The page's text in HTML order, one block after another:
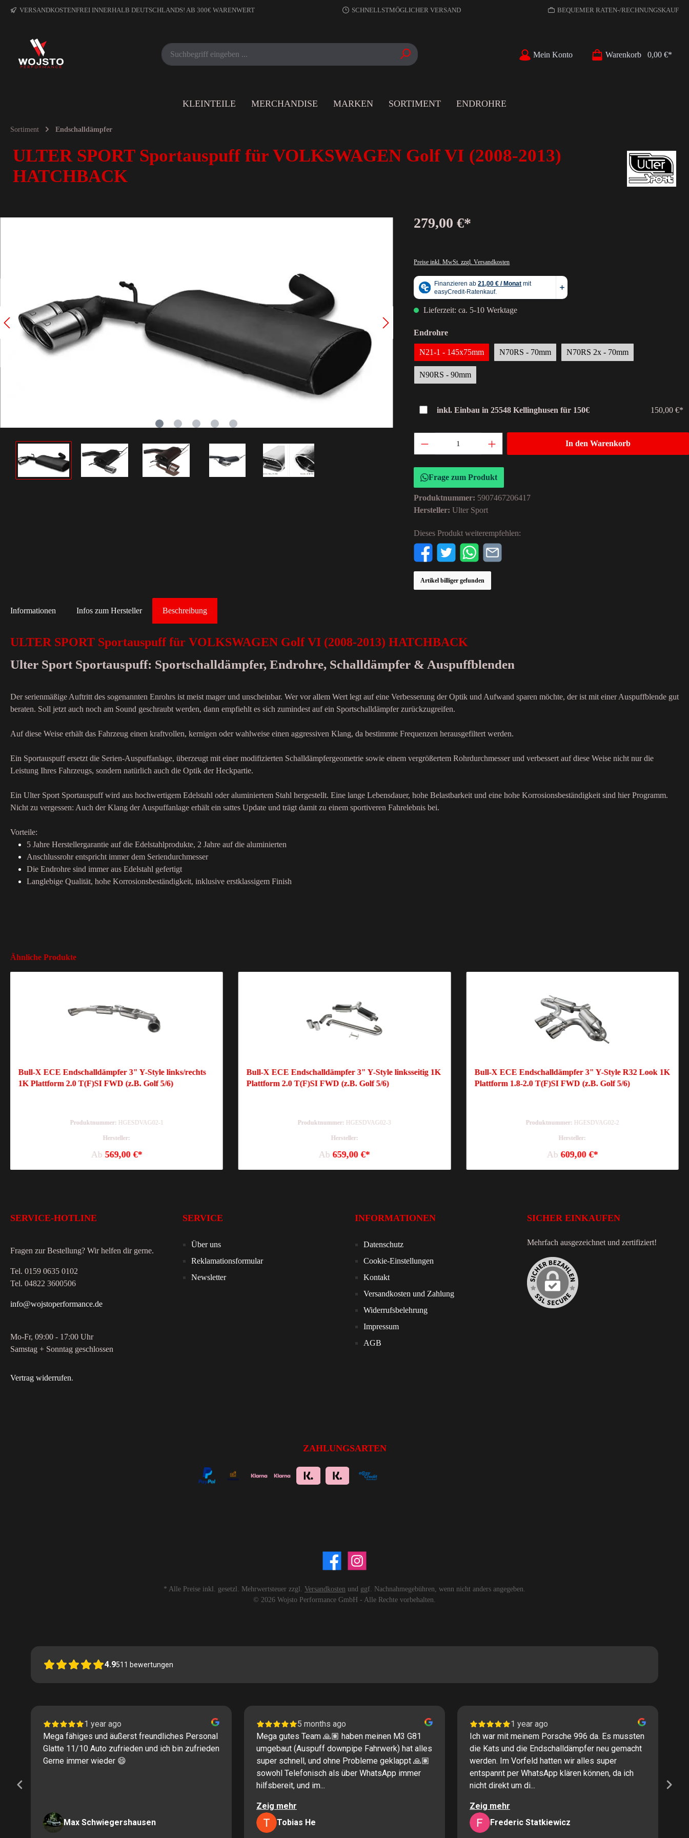
VERSANDKOSTENFREI INNERHALB DEUTSCHLANDS! AB 300€ WARENWERT SCHNELLSTMÖGLICHER VERSAND BEQUEMER RATEN-/RECHNUNGSKAUF
Mein Konto Warenkorb 0,00 €*
KLEINTEILE MERCHANDISE MARKEN SORTIMENT ENDROHRE
Sortiment Endschalldämpfer
ULTER SPORT Sportauspuff für VOLKSWAGEN Golf VI (2008-2013)
HATCHBACK
279,00 €*
Preise inkl. MwSt. zzgl. Versandkosten
Lieferzeit: ca. 5-10 Werktage
Endrohre
N21-1 - 145x75mm N70RS - 70mm N70RS 2x - 70mm
N90RS - 90mm
inkl. Einbau in 25548 Kellinghusen für 150€ 150,00 €*
In den Warenkorb
Frage zum Produkt
Produktnummer: 5907467206417
Hersteller:Ulter Sport
Dieses Produkt weiterempfehlen:
Artikel billiger gefunden
Beschreibung
Informationen Infos zum Hersteller
ULTER SPORT Sportauspuff für VOLKSWAGEN Golf VI (2008-2013) HATCHBACK
Ulter Sport Sportauspuff: Sportschalldämpfer, Endrohre, Schalldämpfer & Auspuffblenden
Der serienmäßige Auftritt des sogenannten Enrohrs ist meist mager und unscheinbar. Wer vor allem Wert legt auf eine Verbesserung der Optik und Aufwand sparen möchte, der ist mit einer Auspuffblende gut
beraten. Soll jetzt auch noch am Sound geschraubt werden, dann empfiehlt es sich zumindest auf ein Sportschalldämpfer zurückzugreifen.
Auf diese Weise erhält das Fahrzeug einen kraftvollen, kernigen oder wahlweise einen aggressiven Klang, da bestimmte Frequenzen herausgefiltert werden.
Ein Sportauspuff ersetzt die Serien-Auspuffanlage, überzeugt mit einer modifizierten Schalldämpfergeometrie sowie einem vergrößertem Rohrdurchmesser und verbessert auf diese Weise nicht nur die
Leistung Ihres Fahrzeugs, sondern natürlich auch die Optik der Heckpartie.
Ein Ulter Sport Sportauspuff wird aus hochwertigem Edelstahl oder aluminiertem Stahl hergestellt. Eine lange Lebensdauer, hohe Belastbarkeit und eine hohe Korrosionsbeständigkeit sind hier Programm.
Nicht zu vergessen: Auch der Klang der Auspuffanlage erhält ein sattes Update und trägt damit zu einem sportiveren Fahrelebnis bei.
Vorteile:
5 Jahre Herstellergarantie auf die Edelstahlprodukte, 2 Jahre auf die aluminierten
Anschlussrohr entspricht immer dem Seriendurchmesser
Die Endrohre sind immer aus Edelstahl gefertigt
Langlebige Qualität, hohe Korrosionsbeständigkeit, inklusive erstklassigem Finish
Ähnliche Produkte
Bull-X ECE Endschalldämpfer 3" Y-Style links/rechts
1K Plattform 2.0 T(F)SI FWD (z.B. Golf 5/6)
Produktnummer: HGESDVAG02-1
Hersteller:
Ab 569,00 €*
Bull-X ECE Endschalldämpfer 3" Y-Style linksseitig 1K
Plattform 2.0 T(F)SI FWD (z.B. Golf 5/6)
Produktnummer: HGESDVAG02-3
Hersteller:
Ab659,00 €*
Bull-X ECE Endschalldämpfer 3" Y-Style R32 Look 1K
Plattform 1.8-2.0 T(F)SI FWD (z.B. Golf 5/6)
Produktnummer: HGESDVAG02-2
Hersteller:
Ab609,00 €*
SERVICE-HOTLINE
Fragen zur Bestellung? Wir helfen dir gerne.
Tel. 0159 0635 0102
Tel. 04822 3600506
info@wojstoperformance.de
Mo-Fr, 09:00 - 17:00 Uhr
Samstag + Sonntag geschlossen
Vertrag widerrufen.
SERVICE
Über uns
Reklamationsformular
Newsletter
INFORMATIONEN
Datenschutz
Cookie-Einstellungen
Kontakt
Versandkosten und Zahlung
Widerrufsbelehrung
Impressum
AGB
SICHER EINKAUFEN
Mehrfach ausgezeichnet und zertifiziert!
ZAHLUNGSARTEN
* Alle Preise inkl. gesetzl. Mehrwertsteuer zzgl. Versandkosten und ggf. Nachnahmegebühren, wenn nicht anders angegeben.
© 2026 Wojsto Performance GmbH - Alle Rechte vorbehalten.
4.9511 bewertungen
1 year ago
Mega fähiges und äußerst freundliches Personal
Glatte 11/10 Auto zufrieden und ich bin zufrieden
Gerne immer wieder 😄
Max Schwiegershausen
5 months ago
Mega gutes Team 🙏🏽 haben meinen M3 G81
umgebaut (Auspuff downpipe Fahrwerk) hat alles
super schnell, und ohne Probleme geklappt 🙏🏽
sowohl Telefonisch als über WhatsApp immer
hilfsbereit, und im...
Zeig mehr
Tobias He
1 year ago
Ich war mit meinem Porsche 996 da. Es mussten
die Kats und die Endschalldämpfer neu gemacht
werden. Im Vorfeld hatten wir alles super
entspannt per WhatsApp klären können, da ich
nicht direkt um di...
Zeig mehr
Frederic Statkiewicz